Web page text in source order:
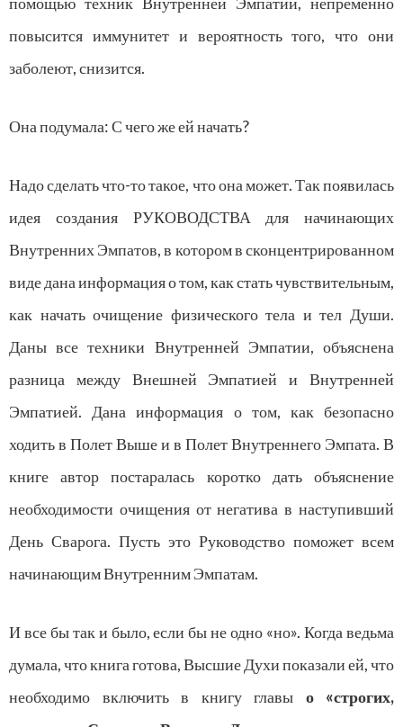
повысится иммунитет и вероятность того, что они
заболеют, снизится.
Она подумала: С чего же ей начать?
Надо сделать что-то такое, что она может. Так появилась
идея создания РУКОВОДСТВА для начинающих
Внутренних Эмпатов, в котором в сконцентрированном
виде дана информация о том, как стать чувствительным,
как начать очищение физического тела и тел Души.
Даны все техники Внутренней Эмпатии, объяснена
разница между Внешней Эмпатией и Внутренней
Эмпатией. Дана информация о том, как безопасно
ходить в Полет Выше и в Полет Внутреннего Эмпата. В
книге автор постаралась коротко дать объяснение
необходимости очищения от негатива в наступивший
День Сварога. Пусть это Руководство поможет всем
начинающим Внутренним Эмпатам.
И все бы так и было, если бы не одно «но». Когда ведьма
думала, что книга готова, Высшие Духи показали ей, что
необходимо включить в книгу главы о «строгих,